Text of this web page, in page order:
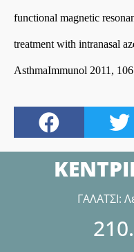
functional magnetic
treatment with intranasal
AsthmaImmunol 2011,
ΓΑΛΑΤΣΙ: